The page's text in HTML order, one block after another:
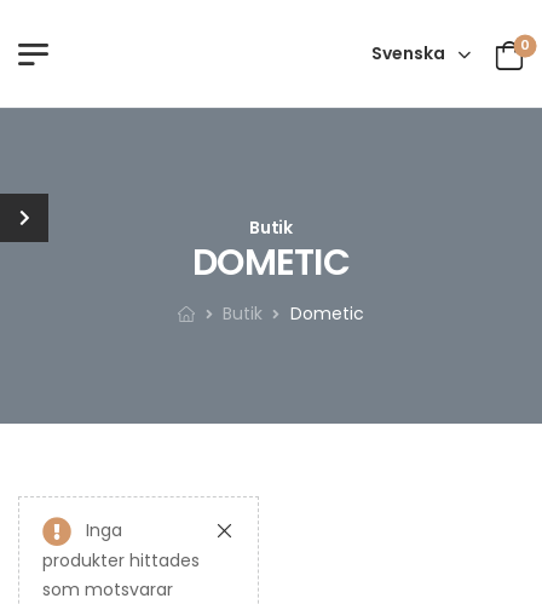
Svenska 0
Butik
DOMETIC
Butik Dometic
Inga
produkter hittades
som motsvarar